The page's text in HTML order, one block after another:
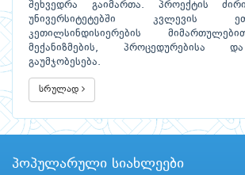
შეხვედრა გაიმართა. პროექტის
უნივერსიტეტებში კვლევის
კეთილსინდისიერების
მექანიზმების, პროცედურებისა
გაუმჯობესება.
სრულად
პოპულარული სიახლეები